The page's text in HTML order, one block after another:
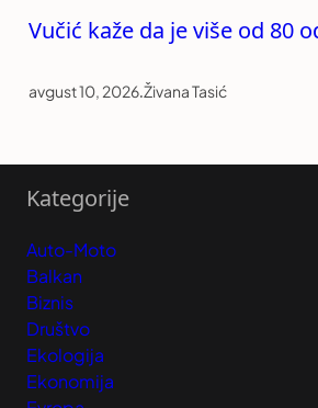
Vučić kaže da je više od 80
avgust 10, 2026.Živana Tasić
Kategorije
Auto-Moto
Balkan
Biznis
Društvo
Ekologija
Ekonomija